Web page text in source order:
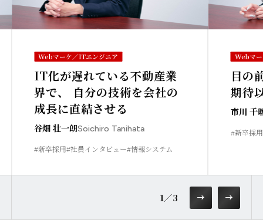
Webマーケ／ITエンジニア
IT化が遅れている不動産業
界で、 自分の技術を会社の
成長に直結させる
谷畑 壮一朗Soichiro Tanihata
#新卒採用#社員インタビュー#情報システム
Webマ
目の
期待
市川 千
#新卒採用
1 ／3